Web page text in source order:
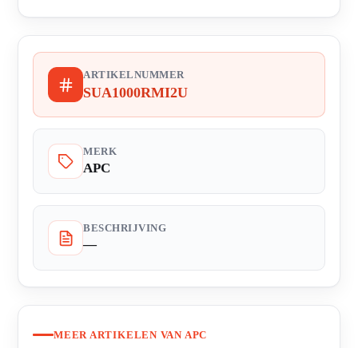
ARTIKELNUMMER
SUA1000RMI2U
MERK
APC
BESCHRIJVING
—
MEER ARTIKELEN VAN APC